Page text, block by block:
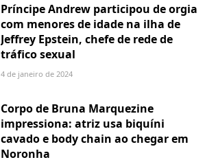
Príncipe Andrew participou de orgia
com menores de idade na ilha de
Jeffrey Epstein, chefe de rede de
tráfico sexual
4 de janeiro de 2024
Corpo de Bruna Marquezine
impressiona: atriz usa biquíni
cavado e body chain ao chegar em
Noronha